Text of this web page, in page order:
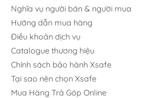
Nghĩa vụ người bán & người mua
Hướng dẫn mua hàng
Điều khoản dịch vụ
Catalogue thương hiệu
Chính sách bảo hành Xsafe
Tại sao nên chọn Xsafe
Mua Hàng Trả Góp Online